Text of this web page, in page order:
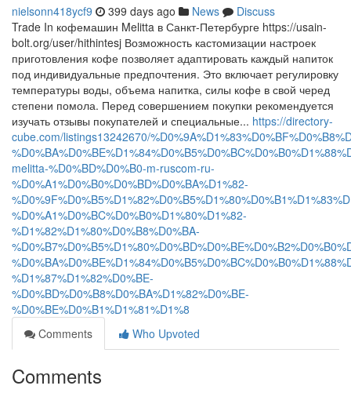
nielsonn418ycf9 399 days ago News
Discuss
Trade In кофемашин Melitta в Санкт-Петербурге https://usain-
bolt.org/user/hithintesj Возможность кастомизации настроек
приготовления кофе позволяет адаптировать каждый напиток
под индивидуальные предпочтения. Это включает регулировку
температуры воды, объема напитка, силы кофе в свой черед
степени помола. Перед совершением покупки рекомендуется
изучать отзывы покупателей и специальные... https://directory-
cube.com/listings13242670/
melitta-%D0%BD%D0%B0-m-ruscom-ru-
%D0%A1%D0%B0%D0%BD%D0%BA%D1%82-
%D0%A1%D0%BC%D0%B0%D1%80%D1%82-
%D1%82%D1%80%D0%B8%D0%BA-
%D1%87%D1%82%D0%BE-
%D0%BD%D0%B8%D0%BA%D1%82%D0%BE-
%D0%BE%D0%B1%D1%81%D1%8
Comments
Who Upvoted
Comments